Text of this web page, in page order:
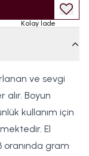
Kolay İade
ve sevgi
alır. Boyun
kullanım için
El
oranında gram